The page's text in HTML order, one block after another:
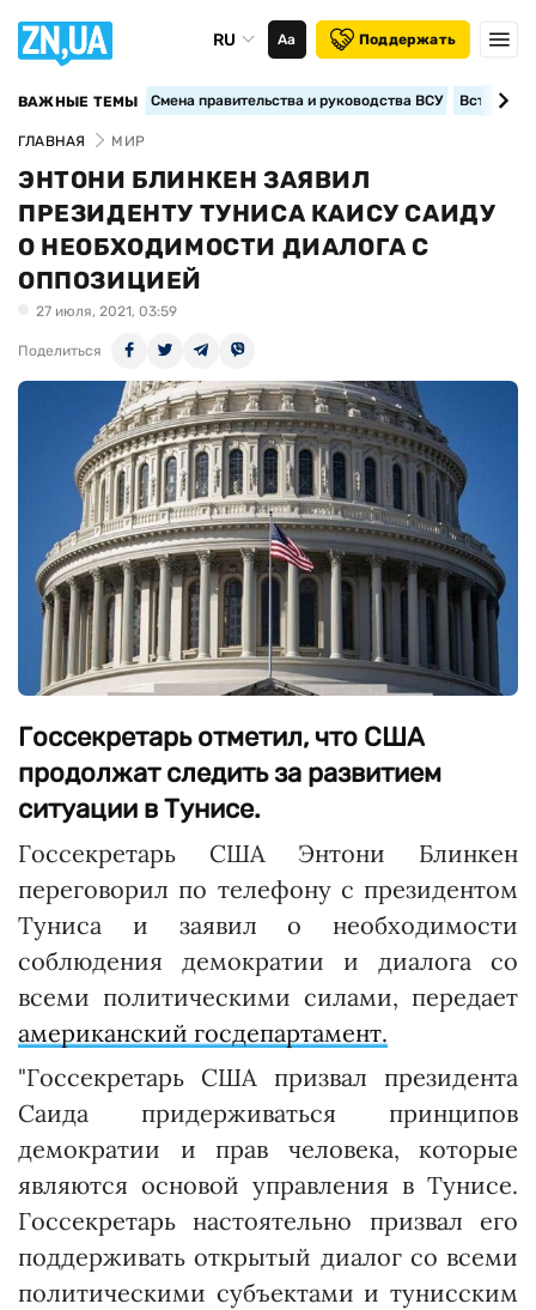
RU Аа Поддержать
ВАЖНЫЕ ТЕМЫ Смена правительства и руководства ВСУ
ГЛАВНАЯ МИР
ЭНТОНИ БЛИНКЕН ЗАЯВИЛ
ПРЕЗИДЕНТУ ТУНИСА КАИСУ САИДУ
О НЕОБХОДИМОСТИ ДИАЛОГА С
ОППОЗИЦИЕЙ
27 июля, 2021, 03:59
Поделиться
Госсекретарь отметил, что США
продолжат следить за развитием
ситуации в Тунисе.
Госсекретарь США Энтони Блинкен
переговорил по телефону с президентом
Туниса и заявил о необходимости
соблюдения демократии и диалога со
всеми политическими силами, передает
американский госдепартамент.
"Госсекретарь США призвал президента
Саида придерживаться принципов
демократии и прав человека, которые
являются основой управления в Тунисе.
Госсекретарь настоятельно призвал его
поддерживать открытый диалог со всеми
политическими субъектами и тунисским